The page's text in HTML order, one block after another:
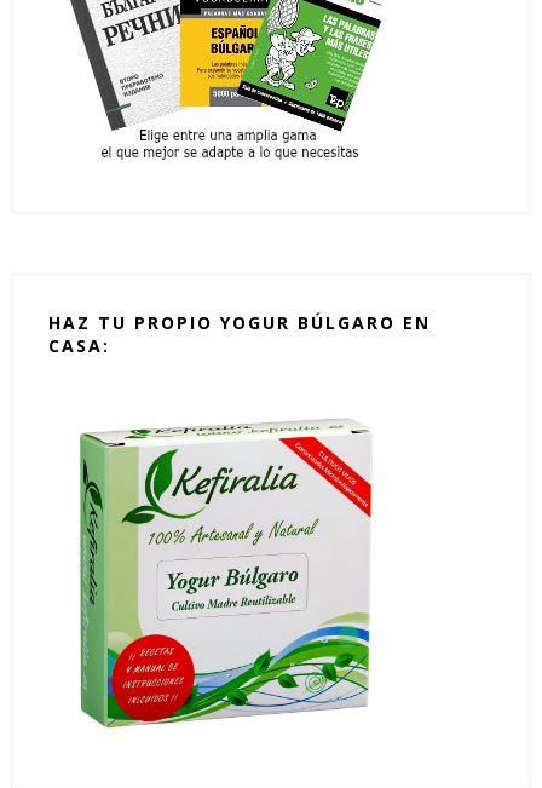
HAZ TU PROPIO YOGUR BÚLGARO EN
CASA: